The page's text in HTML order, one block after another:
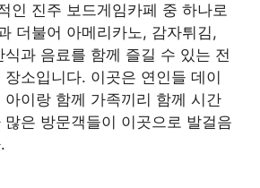
인 진주 보드게임카페 중 하나로
더불어 아메리카노, 감자튀김,
과 음료를 함께 즐길 수 있는 전
소입니다. 이곳은 연인들 데이
아이랑 함께 가족끼리 함께 시간
은 방문객들이 이곳으로 발걸음